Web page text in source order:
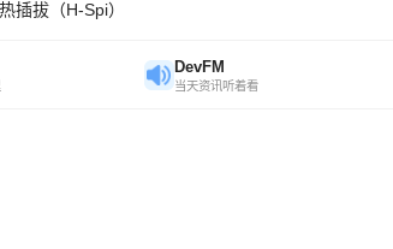
插拔（H-Spi）
DevFM
当天资讯听着看